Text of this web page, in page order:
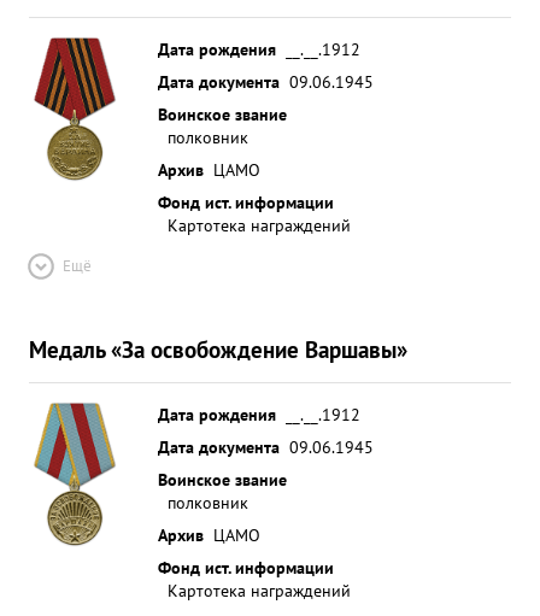
Дата рождения
__.__.1912
Дата документа 09.06.1945
Воинское звание
полковник
Архив ЦАМО
Фонд ист. информации
Картотека награждений
Ещё
Медаль «За освобождение Варшавы»
Дата рождения
__.__.1912
Дата документа 09.06.1945
Воинское звание
полковник
Архив ЦАМО
Фонд ист. информации
Картотека награждений